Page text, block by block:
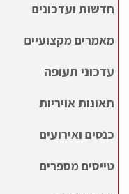
חדשות ועדכונים
מאמרים מקצועיים
עדכוני תעופה
תאונות אויריות
כנסים ואירועים
טייסים מספרים